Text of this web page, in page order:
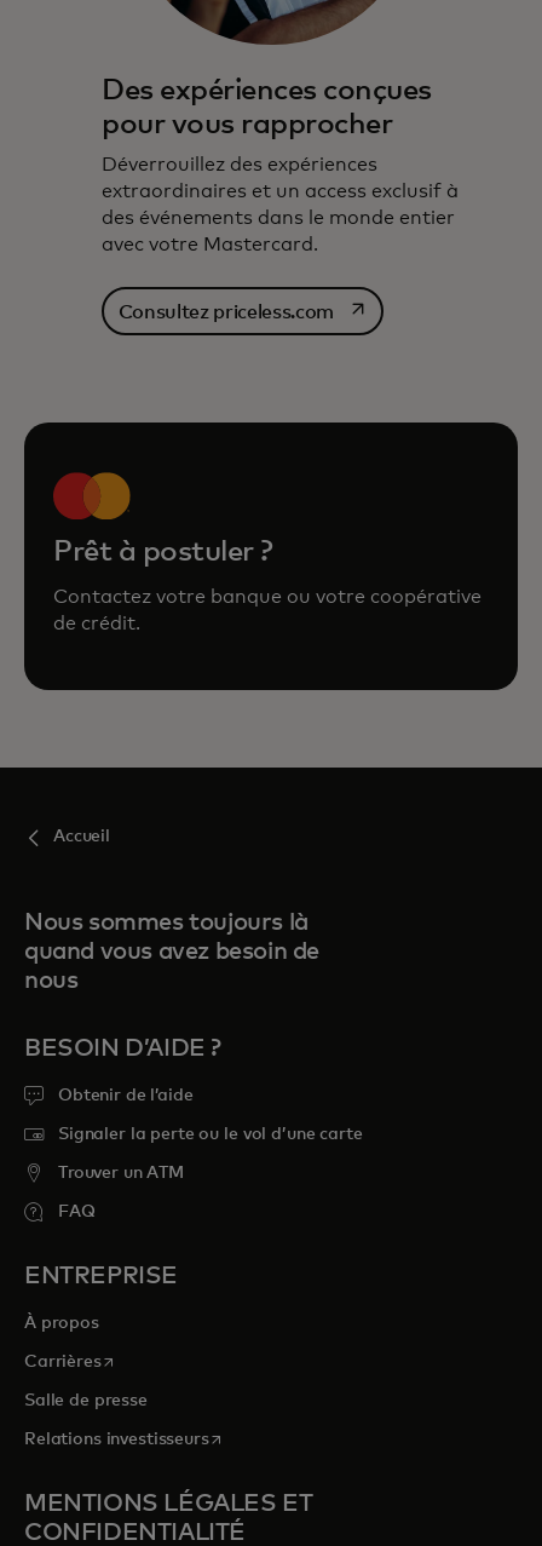
Des expériences conçues
pour vous rapprocher
Déverrouillez des expériences
extraordinaires et un access exclusif à
des événements dans le monde entier
avec votre Mastercard.
Consultez priceless.com s’ouvre dans un
Prêt à postuler ?
Contactez votre banque ou votre coopérative
de crédit.
Accueil
Nous sommes toujours là
quand vous avez besoin de
nous
BESOIN D’AIDE ?
Obtenir de l’aide
Signaler la perte ou le vol d’une carte
Trouver un ATM
FAQ
ENTREPRISE
À propos
Carrièress’ouvre dans un nouvel onglet
Salle de presse
Relations investisseurss’ouvre dans un nouvel onglet
MENTIONS LÉGALES ET
CONFIDENTIALITÉ